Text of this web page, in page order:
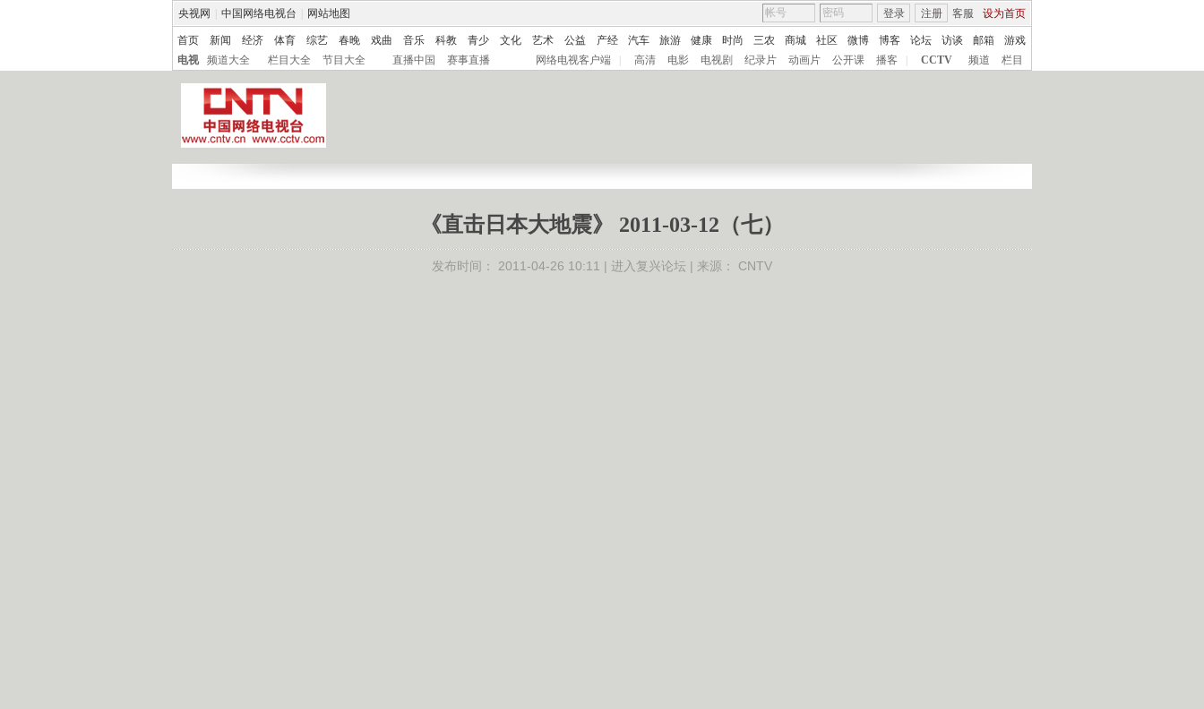
央视网 中国网络电视台 网站地图 客服 设为首页
登录 注册
首页 新闻 经济 体育 综艺 春晚 戏曲 音乐 科教 青少 文化 艺术 公益 产经 汽车 旅游 健康 时尚 三农 商城 社区 微博 博客 论坛 访谈 邮箱
游戏
电视
频道大全 栏目大全 节目大全 直播中国 赛事直播 网络电视客户端 高清 电影 电视剧 纪录片 动画片 公开课 播客 CCTV 频道 栏目
《直击日本大地震》 2011-03-12（七）
发布时间： 2011-04-26 10:11 | 进入复兴论坛 | 来源： CNTV